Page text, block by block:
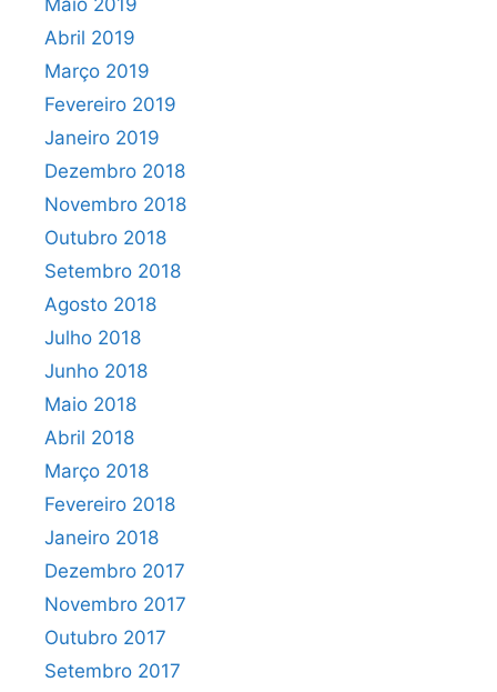
Maio 2019
Abril 2019
Março 2019
Fevereiro 2019
Janeiro 2019
Dezembro 2018
Novembro 2018
Outubro 2018
Setembro 2018
Agosto 2018
Julho 2018
Junho 2018
Maio 2018
Abril 2018
Março 2018
Fevereiro 2018
Janeiro 2018
Dezembro 2017
Novembro 2017
Outubro 2017
Setembro 2017